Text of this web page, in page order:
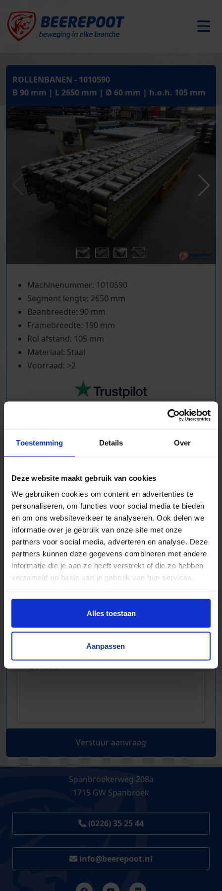
Toestemming Details Over
Deze website maakt gebruik van cookies
We gebruiken cookies om content en advertenties te
personaliseren, om functies voor social media te bieden
en om ons websiteverkeer te analyseren. Ook delen we
informatie over je gebruik van onze site met onze
partners voor social media, adverteren en analyse. Deze
partners kunnen deze gegevens combineren met andere
informatie die je aan ze heeft verstrekt of die ze hebben
verzameld op basis van je gebruik van hun services.
Alles toestaan
Aanpassen
ROLLENBANEN - 1010590
B 90 mm | L 2650 mm | Ø 60 mm | h.o.h. 105 mm
Machinenummer: 1010590
Segment lengte: 2650 mm
Baanbreedte: 90 mm
Framebreedte: 190 mm
Rol afstand: 105 mm
Materiaal: Staal
Voorraad: >2
Kilometers rollenbaan uit voorraad leverbaar
Bochten, harmonicabanen, wissels
Nieuw & gebruikt
Voor talloze toepassingen
Pakjes, doosjes, kratjes, pallets…
Verstuur aanvraag
Spanbroekerweg 208a
1715 GW Spanbroek
(0226) 35 25 44
info@beerepoot.nl